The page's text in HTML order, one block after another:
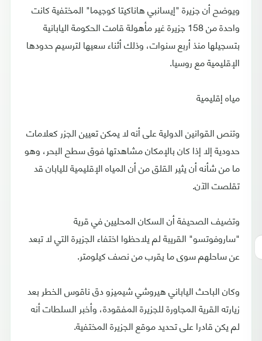
ويوضح أن جزيرة "إيسانبي هاناكيتا كوجيما" المختفية كانت
واحدة من 158 جزيرة غير مأهولة قامت الحكومة اليابانية
بتسجيلها منذ أربع سنوات، وذلك أثناء سعيها لترسيم حدودها
الإقليمية مع روسيا.
مياه إقليمية
وتنص القوانين الدولية على أنه لا يمكن تعيين الجزر كعلامات
حدودية إلا إذا كان بالإمكان مشاهدتها فوق سطح البحر، وهو
ما من شأنه أن يثير القلق من أن المياه الإقليمية لليابان قد
تقلصت الآن.
وتضيف الصحيفة أن السكان المحليين في قرية
"ساروفوتسو" القريبة لم يلاحظوا اختفاء الجزيرة التي لا تبعد
عن ساحلهم سوى ما يقرب من نصف كيلومتر.
وكان الباحث الياباني هيروشي شيميزو دق ناقوس الخطر بعد
زيارته القرية المجاورة للجزيرة المفقودة، وأخبر السلطات أنه
لم يكن قادرا على تحديد موقع الجزيرة المختفية.